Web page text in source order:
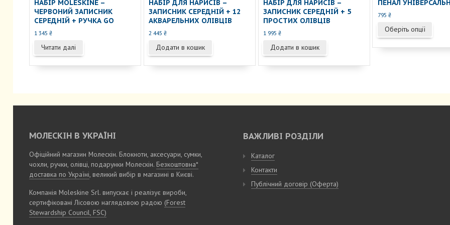
НАБІР MOLESKINE –
ЧЕРВОНИЙ ЗАПИСНИК
СЕРЕДНІЙ + РУЧКА GO
1 345₴
Читати далі
НАБІР ДЛЯ НАРИСІВ –
ЗАПИСНИК СЕРЕДНІЙ + 12
АКВАРЕЛЬНИХ ОЛІВЦІВ
2 445₴
Додати в кошик
НАБІР ДЛЯ НАРИСІВ –
ЗАПИСНИК СЕРЕДНІЙ + 5
ПРОСТИХ ОЛІВЦІВ
1 995 ₴
Додати в кошик
ПЕНАЛ
795 ₴
Оберіть опції
має
на
МОЛЕСКІН В УКРАЇНІ
Офіційний магазин Молескін. Блокноти, аксесуари, сумки,
чохли, ручки, олівці, подарунки Молескін. Безкоштовна*
доставка по Україні, великий вибір в магазині в Києві.
Компанія Moleskine Srl. випускає і реалізує вироби,
сертифіковані Лісовою наглядовою радою (Forest
Stewardship Council, FSC)
ВАЖЛИВІ РОЗДІЛИ
Каталог
Контакти
Публічний договір (Оферта)